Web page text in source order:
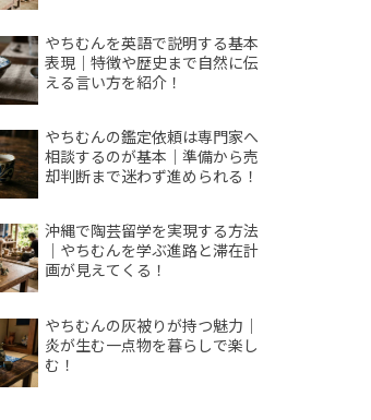
やちむんを英語で説明する基本
表現｜特徴や歴史まで自然に伝
える言い方を紹介！
やちむんの鑑定依頼は専門家へ
相談するのが基本｜準備から売
却判断まで迷わず進められる！
沖縄で陶芸留学を実現する方法
｜やちむんを学ぶ進路と滞在計
画が見えてくる！
やちむんの灰被りが持つ魅力｜
炎が生む一点物を暮らしで楽し
む！